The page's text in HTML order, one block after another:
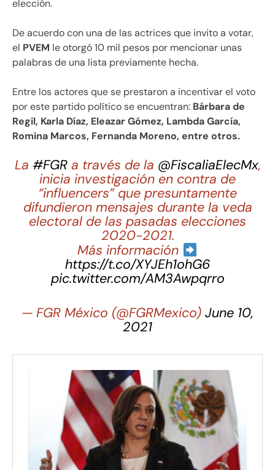
elección.
De acuerdo con una de las actrices que invito a votar,
el PVEM le otorgó 10 mil pesos por mencionar unas
palabras de una lista previamente hecha.
Entre los actores que se prestaron a incentivar el voto
por este partido político se encuentran: Bárbara de
Regil, Karla Díaz, Eleazar Gómez, Lambda García,
Romina Marcos, Fernanda Moreno, entre otros.
La #FGRa través de la @FiscaliaElecMx,
inicia investigación en contra de
“influencers” que presuntamente
difundieron mensajes durante la veda
electoral de las pasadas elecciones
2020-2021.
Más información
https://t.co/XYJEh1ohG6
pic.twitter.com/AM3Awpqrro
— FGR México (@FGRMexico) June 10,
2021